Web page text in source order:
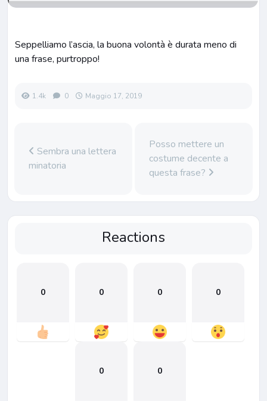
Seppelliamo l’ascia, la buona volontà è durata meno di
una frase, purtroppo!
1.4k 0 Maggio 17, 2019
Sembra una lettera
minatoria
Posso mettere un
costume decente a
questa frase?
Reactions
0 0 0 0
0 0